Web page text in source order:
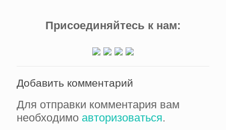
Присоединяйтесь к нам:
Добавить комментарий
Для отправки комментария вам
необходимо авторизоваться.